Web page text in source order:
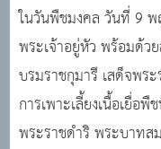
ในวันพืชมงคล วันที่ 9
พระเจ้าอยู่หัว พร้อมด้ว
บรมราชกุมารี เสด็จพร
การเพาะเลี้ยงเนื้อเยื่อ
พระราชดำริ พระบาทส